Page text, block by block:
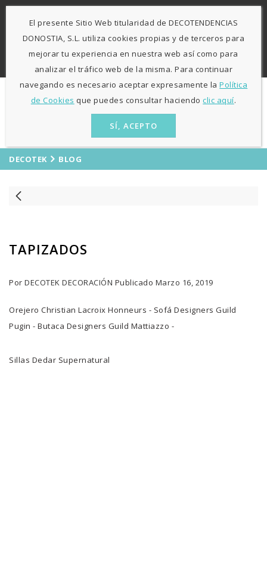
L-V: 9:30h - 13h / 15:30h - 19:30h S: 10h30 - 13h
DECOTEK BLOG
TAPIZADOS
Por DECOTEK DECORACIÓN Publicado Marzo 16, 2019
Orejero Christian Lacroix Honneurs - Sofá Designers Guild
Pugin - Butaca Designers Guild Mattiazzo -
Sillas Dedar Supernatural
El presente Sitio Web titularidad de DECOTENDENCIAS
DONOSTIA, S.L. utiliza cookies propias y de terceros para
mejorar tu experiencia en nuestra web así como para
analizar el tráfico web de la misma. Para continuar
navegando es necesario aceptar expresamente laPolítica
de Cookies que puedes consultar haciendoclic aquí.
SÍ, ACEPTO